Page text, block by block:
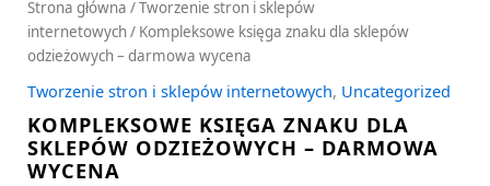
Strona główna /Tworzenie stron i sklepów
internetowych/ Kompleksowe księga znaku dla sklepów
odzieżowych – darmowa wycena
Tworzenie stron i sklepów internetowych, Uncategorized
KOMPLEKSOWE KSIĘGA ZNAKU DLA
SKLEPÓW ODZIEŻOWYCH – DARMOWA
WYCENA